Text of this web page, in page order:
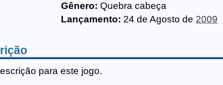
Gênero: Quebra cabeça
Lançamento: 24 de Agosto de 2009
para este jogo.